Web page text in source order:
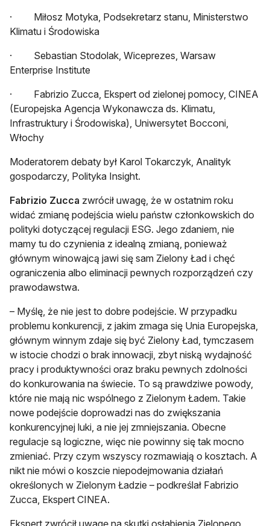
· Miłosz Motyka, Podsekretarz stanu, Ministerstwo
Klimatu i Środowiska
· Sebastian Stodolak, Wiceprezes, Warsaw
Enterprise Institute
· Fabrizio Zucca, Ekspert od zielonej pomocy, CINEA
(Europejska Agencja Wykonawcza ds. Klimatu,
Infrastruktury i Środowiska), Uniwersytet Bocconi,
Włochy
Moderatorem debaty był Karol Tokarczyk, Analityk
gospodarczy, Polityka Insight.
Fabrizio Zucca zwrócił uwagę, że w ostatnim roku
widać zmianę podejścia wielu państw członkowskich do
polityki dotyczącej regulacji ESG. Jego zdaniem, nie
mamy tu do czynienia z idealną zmianą, ponieważ
głównym winowajcą jawi się sam Zielony Ład i chęć
ograniczenia albo eliminacji pewnych rozporządzeń czy
prawodawstwa.
– Myślę, że nie jest to dobre podejście. W przypadku
problemu konkurencji, z jakim zmaga się Unia Europejska,
głównym winnym zdaje się być Zielony Ład, tymczasem
w istocie chodzi o brak innowacji, zbyt niską wydajność
pracy i produktywności oraz braku pewnych zdolności
do konkurowania na świecie. To są prawdziwe powody,
które nie mają nic wspólnego z Zielonym Ładem. Takie
nowe podejście doprowadzi nas do zwiększania
konkurencyjnej luki, a nie jej zmniejszania. Obecne
regulacje są logiczne, więc nie powinny się tak mocno
zmieniać. Przy czym wszyscy rozmawiają o kosztach. A
nikt nie mówi o koszcie niepodejmowania działań
określonych w Zielonym Ładzie – podkreślał Fabrizio
Zucca, Ekspert CINEA.